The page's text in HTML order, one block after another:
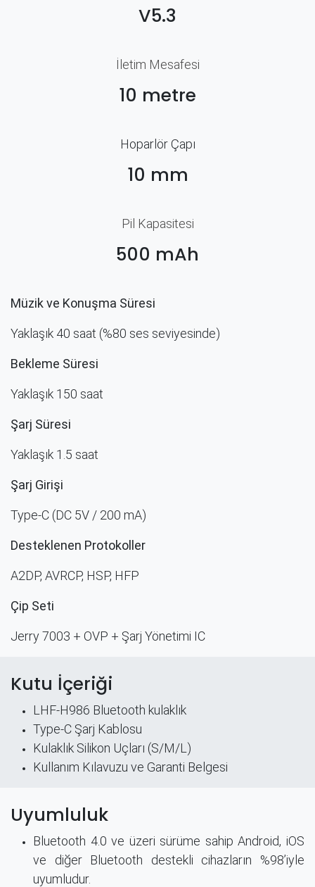
V5.3
İletim Mesafesi
10 metre
Hoparlör Çapı
10 mm
Pil Kapasitesi
500 mAh
Müzik ve Konuşma Süresi
Yaklaşık 40 saat (%80 ses seviyesinde)
Bekleme Süresi
Yaklaşık 150 saat
Şarj Süresi
Yaklaşık 1.5 saat​
Şarj Girişi
Type-C (DC 5V / 200 mA)
Desteklenen Protokoller
A2DP, AVRCP, HSP, HFP
Çip Seti
Jerry 7003 + OVP + Şarj Yönetimi IC​
Kutu İçeriği
LHF-H986 Bluetooth kulaklık
Type-C Şarj Kablosu
Kulaklık Silikon Uçları (S/M/L)
Kullanım Kılavuzu ve Garanti Belgesi
Uyumluluk
Bluetooth 4.0 ve üzeri sürüme sahip Android, iOS
ve diğer Bluetooth destekli cihazların %98’iyle
uyumludur.